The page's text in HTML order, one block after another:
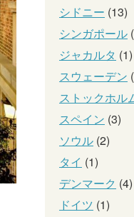
シドニー (13)
シンガポール
ジャカルタ (1)
スウェーデン
ストックホル
スペイン (3)
ソウル (2)
タイ (1)
デンマーク (4)
ドイツ (1)